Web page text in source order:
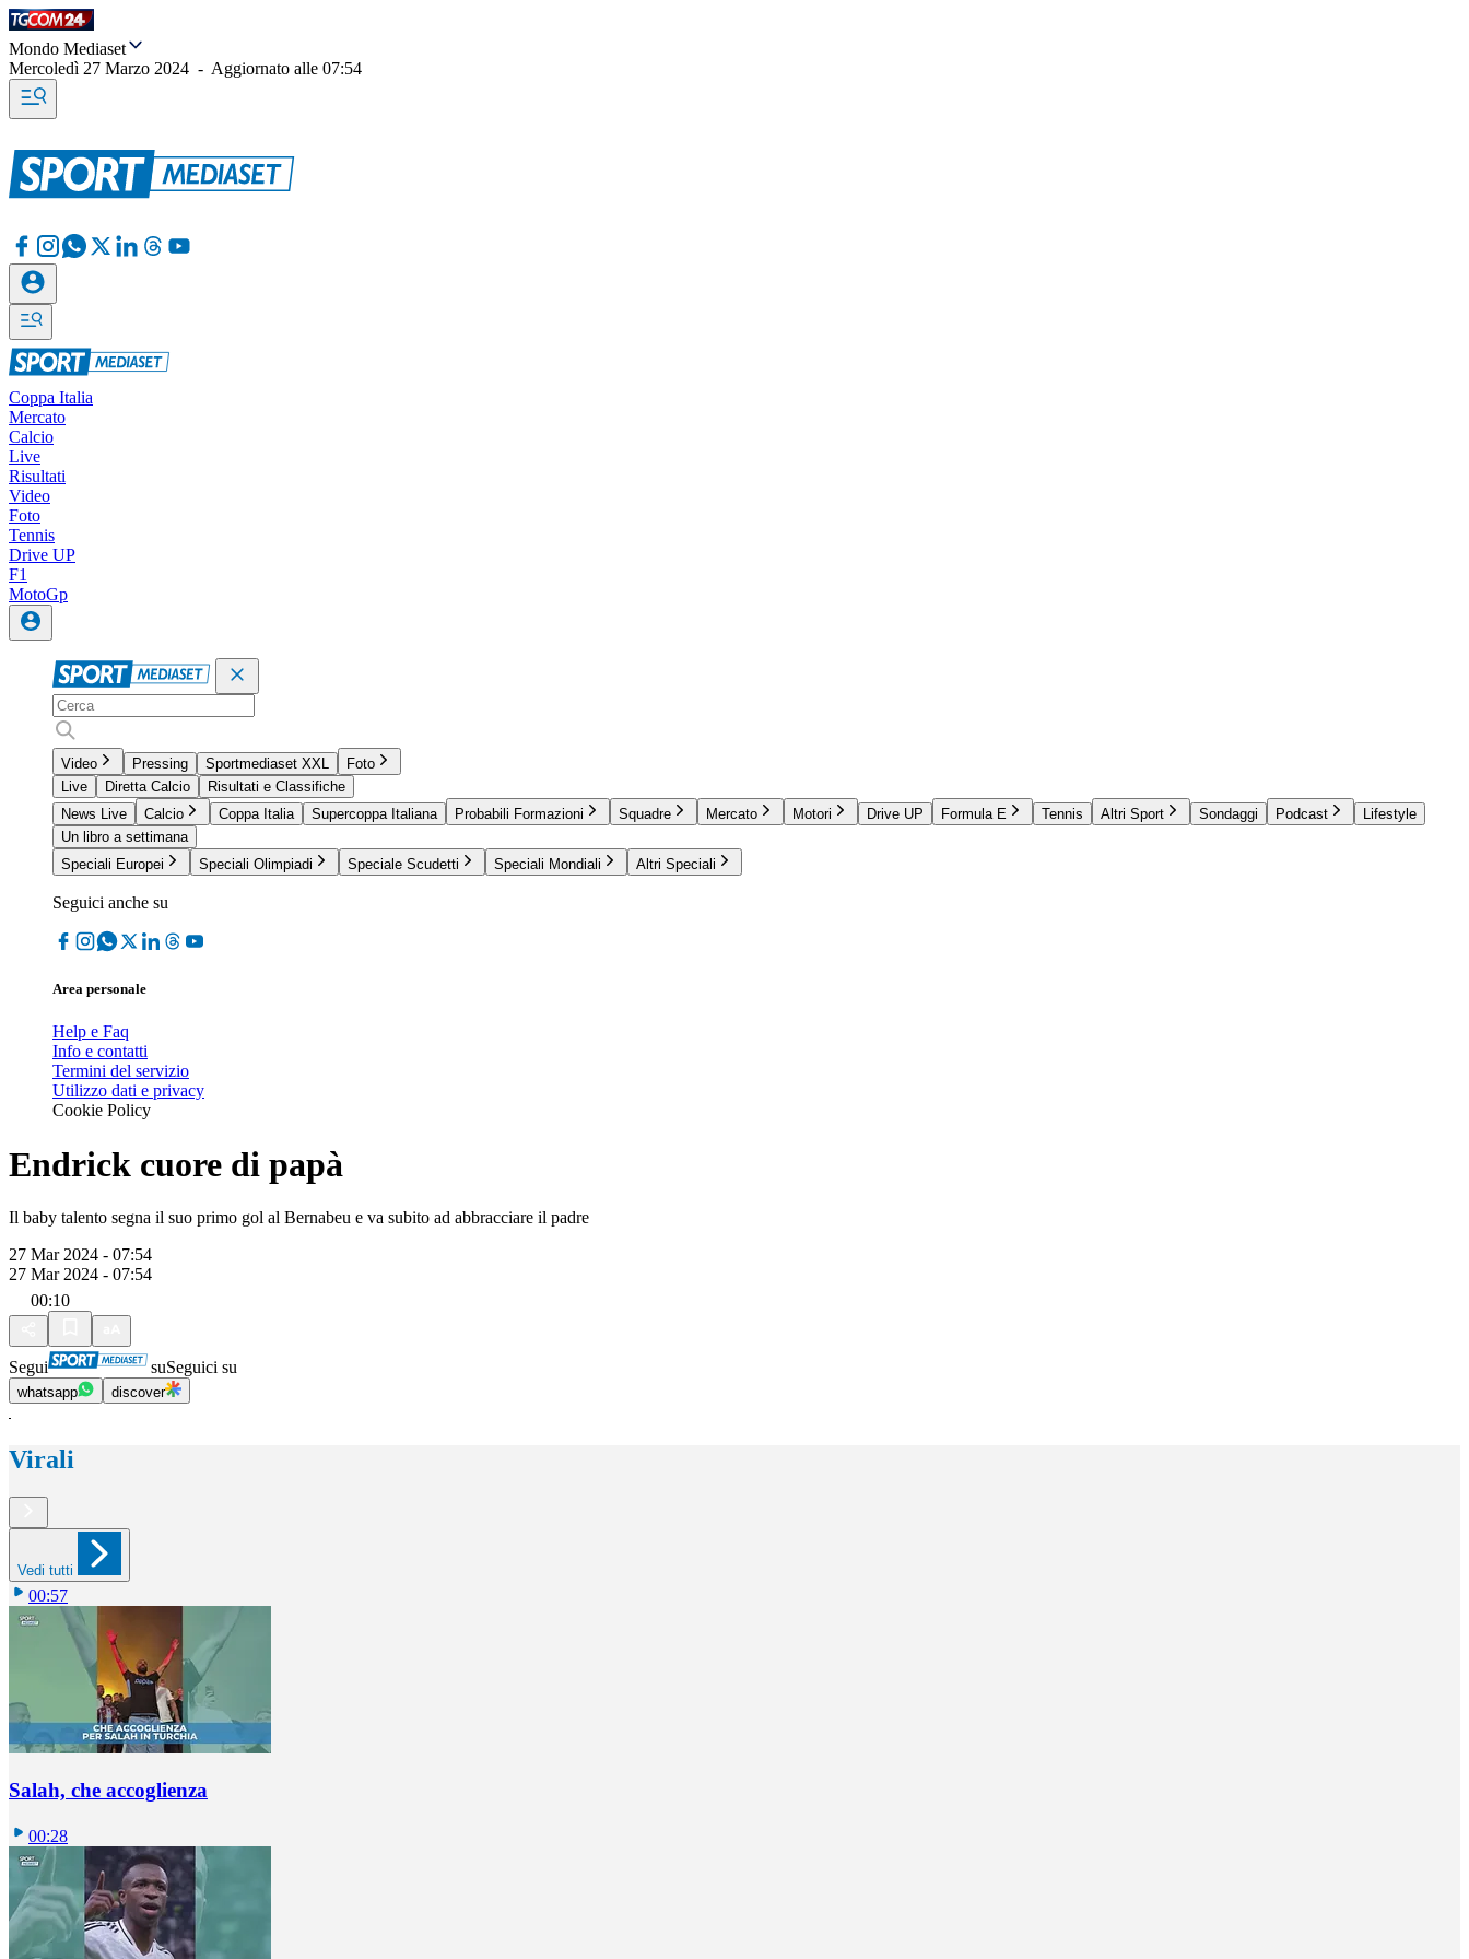
Mondo Mediaset
Mercoledì 27 Marzo 2024 - Aggiornato alle 07:54
Coppa Italia
Mercato
Calcio
Live
Risultati
Video
Foto
Tennis
Drive UP
F1
MotoGp
Video Pressing Sportmediaset XXL
Foto
Live
Diretta Calcio
Risultati e Classifiche
News Live
Calcio Coppa Italia Supercoppa Italiana Probabili Formazioni Squadre Mercato Motori Drive UP Formula E Tennis Altri Sport Sondaggi Podcast
Lifestyle
Un libro a settimana
Speciali Europei
Speciali Olimpiadi Speciale Scudetti Speciali Mondiali Altri Speciali
Seguici anche su
Area personale
Help e Faq
Info e contatti
Termini del servizio
Utilizzo dati e privacy
Cookie Policy
Endrick cuore di papà
Il baby talento segna il suo primo gol al Bernabeu e va subito ad abbracciare il padre
27 Mar 2024 - 07:54
27 Mar 2024 - 07:54
00:10
Segui suSeguici su
whatsapp discover
Virali
Vedi tutti
00:57
Salah, che accoglienza
00:28